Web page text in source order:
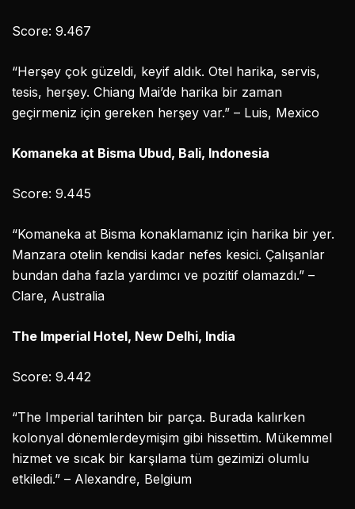
Score: 9.467
“Herşey çok güzeldi, keyif aldık. Otel harika, servis,
tesis, herşey. Chiang Mai’de harika bir zaman
geçirmeniz için gereken herşey var.” – Luis, Mexico
Komaneka at Bisma Ubud, Bali, Indonesia
Score: 9.445
“Komaneka at Bisma konaklamanız için harika bir yer.
Manzara otelin kendisi kadar nefes kesici. Çalışanlar
bundan daha fazla yardımcı ve pozitif olamazdı.” –
Clare, Australia
The Imperial Hotel, New Delhi, India
Score: 9.442
“The Imperial tarihten bir parça. Burada kalırken
kolonyal dönemlerdeymişim gibi hissettim. Mükemmel
hizmet ve sıcak bir karşılama tüm gezimizi olumlu
etkiledi.” – Alexandre, Belgium